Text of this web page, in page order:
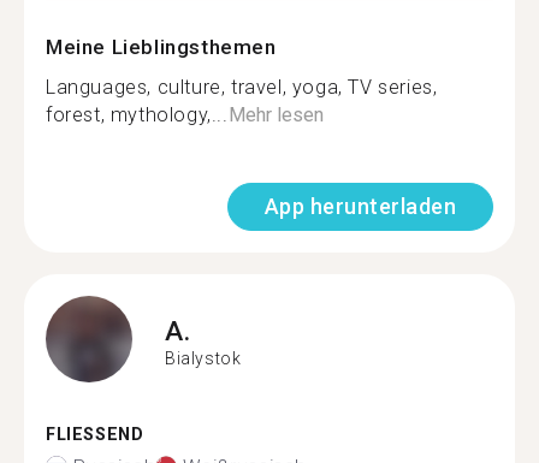
Meine Lieblingsthemen
Languages, culture, travel, yoga, TV series,
forest, mythology,...Mehr lesen
App herunterladen
A.
Bialystok
FLIESSEND